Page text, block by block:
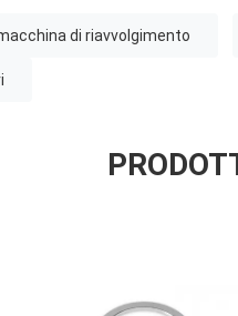
di riavvolgimento